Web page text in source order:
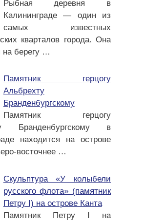
Рыбная деревня в
Калининграде — один из
самых известных
кварталов города. Она
на берегу …
Памятник герцогу
Альбрехту
Бранденбургскому
Памятник герцогу
Бранденбургскому в
находится на острове
восточнее …
Скульптура «У колыбели
русского флота» (памятник
Петру I) на острове Канта
Памятник Петру I на